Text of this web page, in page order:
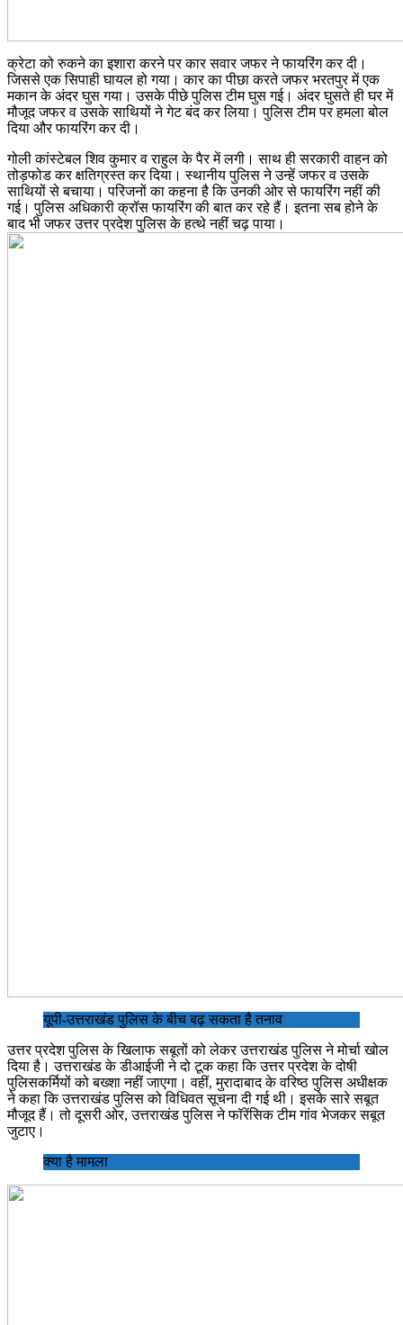
क्रेटा को रुकने का इशारा करने पर कार सवार जफर ने फायरिंग कर दी।
जिससे एक सिपाही घायल हो गया। कार का पीछा करते जफर भरतपुर में एक
मकान के अंदर घुस गया। उसके पीछे पुलिस टीम घुस गई। अंदर घुसते ही घर में
मौजूद जफर व उसके साथियों ने गेट बंद कर लिया। पुलिस टीम पर हमला बोल
दिया और फायरिंग कर दी।
गोली कांस्टेबल शिव कुमार व राहुल के पैर में लगी। साथ ही सरकारी वाहन को
तोड़फोड कर क्षतिग्रस्त कर दिया। स्थानीय पुलिस ने उन्हें जफर व उसके
साथियों से बचाया। परिजनों का कहना है कि उनकी ओर से फायरिंग नहीं की
गई। पुलिस अधिकारी क्रॉस फायरिंग की बात कर रहे हैं। इतना सब होने के
बाद भी जफर उत्तर प्रदेश पुलिस के हत्थे नहीं चढ़ पाया।
यूपी-उत्तराखंड पुलिस के बीच बढ़ सकता है तनाव
उत्तर प्रदेश पुलिस के खिलाफ सबूतों को लेकर उत्तराखंड पुलिस ने मोर्चा खोल
दिया है। उत्तराखंड के डीआईजी ने दो टूक कहा कि उत्तर प्रदेश के दोषी
पुलिसकर्मियों को बख्शा नहीं जाएगा। वहीं, मुरादाबाद के वरिष्ठ पुलिस अधीक्षक
ने कहा कि उत्तराखंड पुलिस को विधिवत सूचना दी गई थी। इसके सारे सबूत
मौजूद हैं। तो दूसरी ओर, उत्तराखंड पुलिस ने फॉरेंसिक टीम गांव भेजकर सबूत
जुटाए।
क्या है मामला